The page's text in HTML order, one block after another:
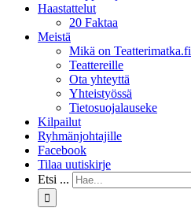
Haastattelut
20 Faktaa
Meistä
Mikä on Teatterimatka.fi
Teattereille
Ota yhteyttä
Yhteistyössä
Tietosuojalauseke
Kilpailut
Ryhmänjohtajille
Facebook
Tilaa uutiskirje
Etsi ...